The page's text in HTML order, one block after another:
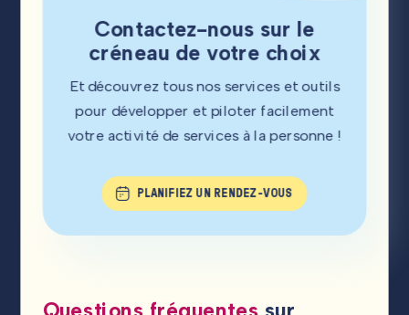
Contactez-nous sur le
créneau de votre choix
Et découvrez tous nos services et outils
pour développer et piloter facilement
votre activité de services à la personne !
PLANIFIEZ UN RENDEZ-VOUS